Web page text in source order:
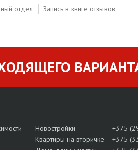
отдел Запись в книге отзывов
Новостройки
+375
Квартиры на вторичке
+375